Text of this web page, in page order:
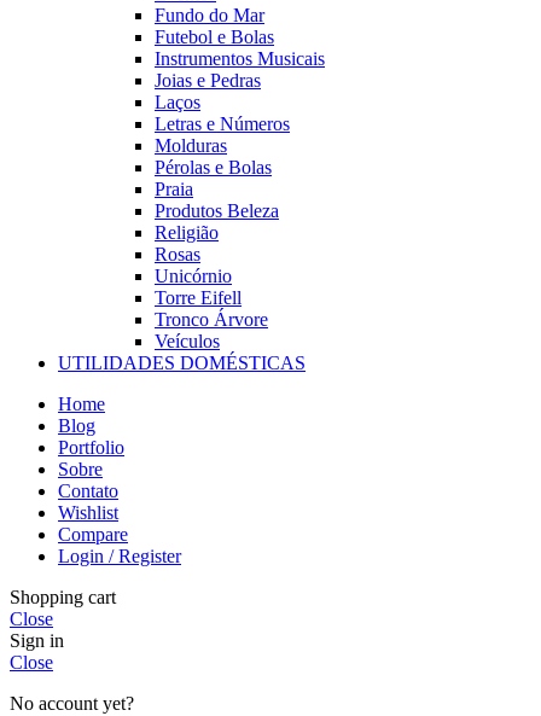
Fundo do Mar
Futebol e Bolas
Instrumentos Musicais
Joias e Pedras
Laços
Letras e Números
Molduras
Pérolas e Bolas
Praia
Produtos Beleza
Religião
Rosas
Unicórnio
Torre Eifell
Tronco Árvore
Veículos
UTILIDADES DOMÉSTICAS
Home
Blog
Portfolio
Sobre
Contato
Wishlist
Compare
Login / Register
Shopping cart
Close
Sign in
Close
No account yet?